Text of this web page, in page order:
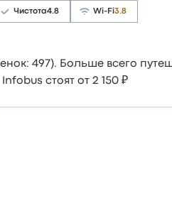
Чистота4.8 Wi-Fi3.8
497). Больше всего
стоят от 2 150 ₽